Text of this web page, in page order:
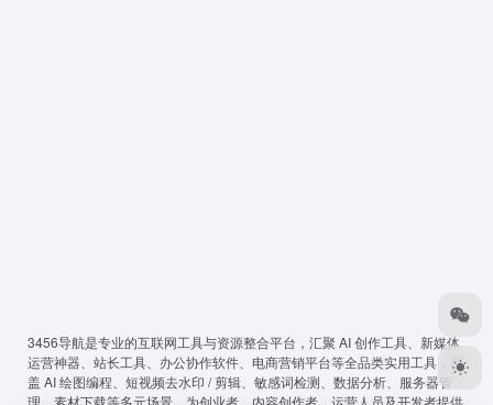
3456导航是专业的互联网工具与资源整合平台，汇聚 AI 创作工具、新媒体
运营神器、站长工具、办公协作软件、电商营销平台等全品类实用工具，覆
盖 AI 绘图编程、短视频去水印 / 剪辑、敏感词检测、数据分析、服务器管
理、素材下载等多元场景，为创业者、内容创作者、运营人员及开发者提供